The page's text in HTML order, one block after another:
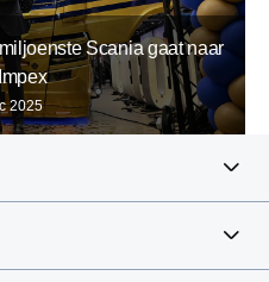
Scania gaat naar
2025